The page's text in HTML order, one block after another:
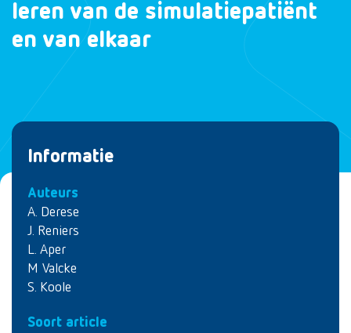
leren van de simulatiepatiënt
en van elkaar
Informatie
Auteurs
A. Derese
J. Reniers
L. Aper
M Valcke
S. Koole
Soort article